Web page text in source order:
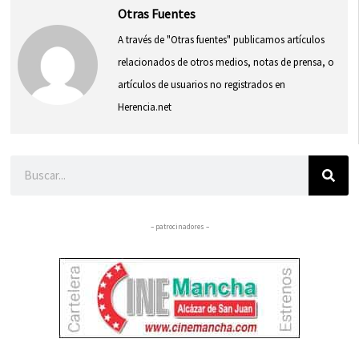
Otras Fuentes
A través de "Otras fuentes" publicamos artículos
relacionados de otros medios, notas de prensa, o
artículos de usuarios no registrados en
Herencia.net
– patrocinadores –